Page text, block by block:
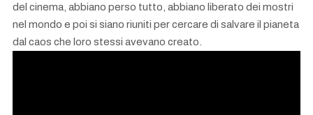
del cinema, abbiano perso tutto, abbiano liberato dei mostri
nel mondo e poi si siano riuniti per cercare di salvare il pianeta
dal caos che loro stessi avevano creato.